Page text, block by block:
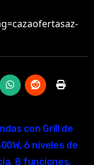
con Grill de
6 niveles de
8 funciones,